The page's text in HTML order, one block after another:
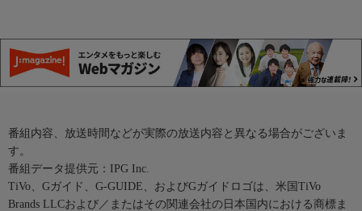
番組内容、放送時間などが実際の放送内容と異なる場合がございま
す。
番組データ提供元：IPG Inc.
TiVo、Gガイド、G-GUIDE、およびGガイドロゴは、米国TiVo
Brands LLCおよび／またはその関連会社の日本国内における商標ま